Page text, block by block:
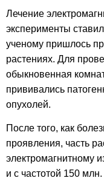
Лечение
эксперименты
ученому пришлось
растениях. Для
обыкновенная
прививались
опухолей.
После того, как
проявления, часть
электромагнитному
и с частотой 150